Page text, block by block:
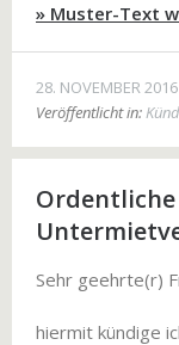
» Muster-Text
28. NOVEMBER 2016
Veröffentlicht in:
Sehr geehrte(r)
hiermit kündige